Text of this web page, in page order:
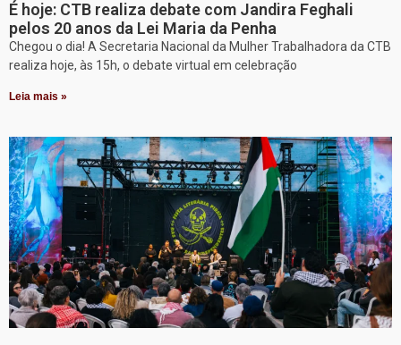
É hoje: CTB realiza debate com Jandira Feghali
pelos 20 anos da Lei Maria da Penha
Chegou o dia! A Secretaria Nacional da Mulher Trabalhadora da CTB
realiza hoje, às 15h, o debate virtual em celebração
Leia mais »